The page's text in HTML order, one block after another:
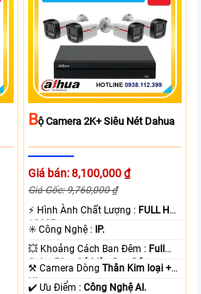
BỘ Camera 2K+ Siêu Nét Dahua
Giá bán: 8,100,000 ₫
Giá Gốc: 9,760,000 ₫
️⚡ Hình Ành Chất Lượng : FULL HD
1080P .
✳️ Công Nghệ : IP.
💥 Khoảng Cách Ban Đêm : Full
Color 50m Có Màu Ban Ðêm.
⚒ Camera DòngThân Kim loại +
Nhựa.
️✔️ Ưu Điểm :Công Nghệ AI.